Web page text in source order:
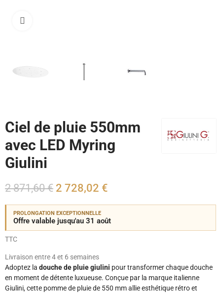
Ciel de pluie 550mm
avec LED Myring
Giulini
2 871,60 € 2 728,02 €
PROLONGATION EXCEPTIONNELLE
Offre valable jusqu'au 31 août
TTC
Livraison entre 4 et 6 semaines
Adoptez la douche de pluie giulini pour transformer chaque douche
en moment de détente luxueuse. Conçue par la marque italienne
Giulini, cette pomme de pluie de 550 mm allie esthétique rétro et